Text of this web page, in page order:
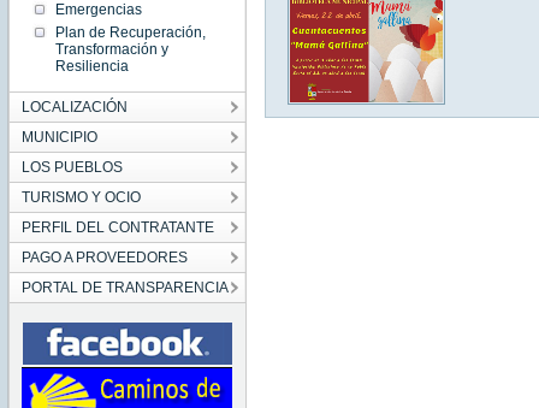
Emergencias
Plan de Recuperación,
Transformación y
Resiliencia
LOCALIZACIÓN
MUNICIPIO
LOS PUEBLOS
TURISMO Y OCIO
PERFIL DEL CONTRATANTE
PAGO A PROVEEDORES
PORTAL DE TRANSPARENCIA